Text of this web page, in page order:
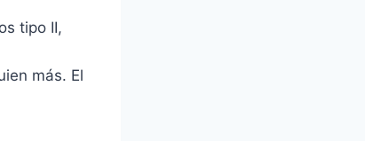
tipo II,
más. El